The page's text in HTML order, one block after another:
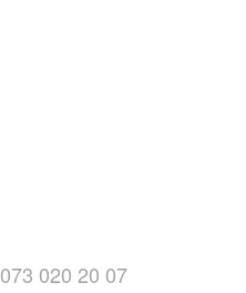
073 020 20 07